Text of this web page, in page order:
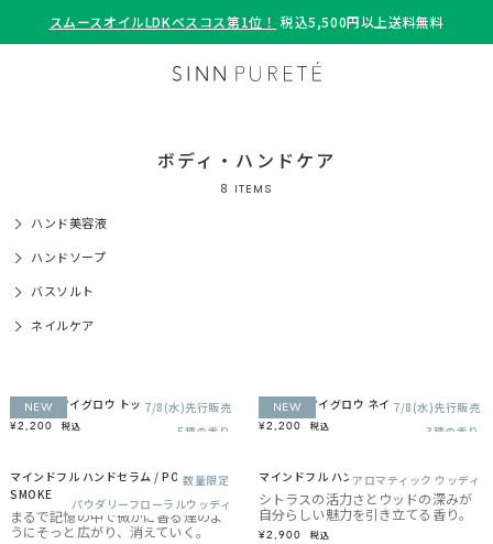
スムースオイルLDKベスコス第1位！ 税込5,500円以上送料無料
ボディ・ハンドケア
8 ITEMS
ハンド美容液
ハンドソープ
バスソルト
ネイルケア
NEW
7/8(水)先行販売
5種の香り
スティル アイグロウ トップコート
¥2,200 税込
NEW
7/8(水)先行販売
3種の香り
スティル アイグロウ ネイルオイル
¥2,200 税込
数量限定
パウダリーフローラルウッディ
マインドフル ハンドセラム / POWDER ＆
SMOKE
まるで記憶の中で微かに香る煙のよ
うにそっと広がり、消えていく。
アロマティック ウッディ
マインドフル ハンドセラム / YOHAKU
シトラスの活力さとウッドの深みが
自分らしい魅力を引き立てる香り。
¥2,900 税込